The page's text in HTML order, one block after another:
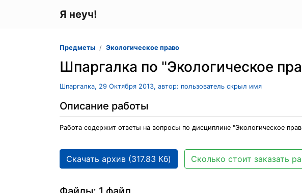
Я неуч!
Предметы Экологическое право
Шпаргалка по "Экологическое
Шпаргалка, 29 Октября 2013, автор: пользователь скрыл имя
Описание работы
Работа содержит ответы на вопросы по дисциплине "Экологическое
Скачать архив (317.83 Кб) Сколько стоит заказать